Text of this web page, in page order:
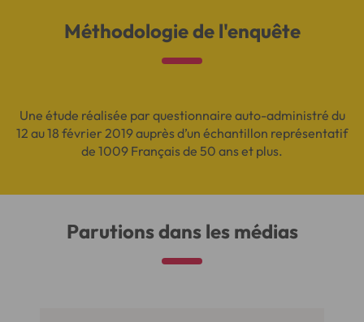
Méthodologie de l'enquête
Une étude réalisée par questionnaire auto-administré du
12 au 18 février 2019 auprès d’un échantillon représentatif
de 1009 Français de 50 ans et plus.
Parutions dans les médias